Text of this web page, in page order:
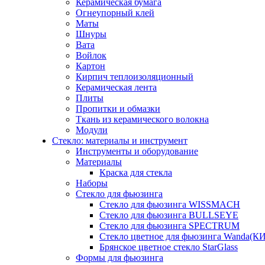
Керамическая бумага
Огнеупорный клей
Маты
Шнуры
Вата
Войлок
Картон
Кирпич теплоизоляционный
Керамическая лента
Плиты
Пропитки и обмазки
Ткань из керамического волокна
Модули
Стекло: материалы и инструмент
Инструменты и оборудование
Материалы
Краска для стекла
Наборы
Стекло для фьюзинга
Стекло для фьюзинга WISSMACH
Стекло для фьюзинга BULLSEYE
Стекло для фьюзинга SPECTRUM
Стекло цветное для фьюзинга
Брянское цветное стекло StarGlass
Формы для фьюзинга